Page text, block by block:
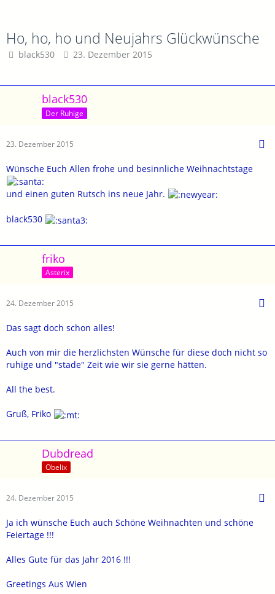
Ho, ho, ho und Neujahrs Glückwünsche
black530 23. Dezember 2015
black530
Der Ruhige
23. Dezember 2015
Wünsche Euch Allen frohe und besinnliche Weihnachtstage
und einen guten Rutsch ins neue Jahr.
black530
friko
Asterix
24. Dezember 2015
Das sagt doch schon alles!
Auch von mir die herzlichsten Wünsche für diese doch nicht so
ruhige und "stade" Zeit wie wir sie gerne hätten.
All the best.
Gruß, Friko
Dubdread
Obelix
24. Dezember 2015
Ja ich wünsche Euch auch Schöne Weihnachten und schöne
Feiertage !!!
Alles Gute für das Jahr 2016 !!!
Greetings Aus Wien